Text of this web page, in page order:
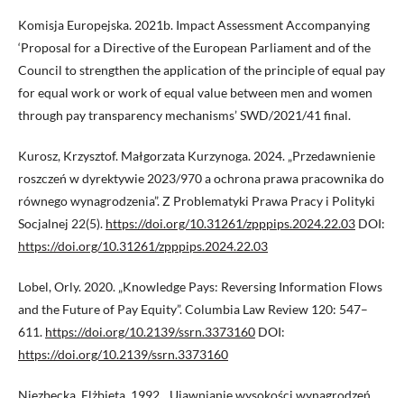
Komisja Europejska. 2021b. Impact Assessment Accompanying
‘Proposal for a Directive of the European Parliament and of the
Council to strengthen the application of the principle of equal pay
for equal work or work of equal value between men and women
through pay transparency mechanisms’ SWD/2021/41 final.
Kurosz, Krzysztof. Małgorzata Kurzynoga. 2024. „Przedawnienie
roszczeń w dyrektywie 2023/970 a ochrona prawa pracownika do
równego wynagrodzenia”. Z Problematyki Prawa Pracy i Polityki
Socjalnej 22(5). https://doi.org/10.31261/zpppips.2024.22.03 DOI:
https://doi.org/10.31261/zpppips.2024.22.03
Lobel, Orly. 2020. „Knowledge Pays: Reversing Information Flows
and the Future of Pay Equity”. Columbia Law Review 120: 547–
611. https://doi.org/10.2139/ssrn.3373160 DOI:
https://doi.org/10.2139/ssrn.3373160
Niezbecka, Elżbieta. 1992. „Ujawnianie wysokości wynagrodzeń